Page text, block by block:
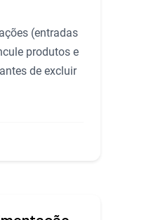
(entradas
produtos e
de excluir